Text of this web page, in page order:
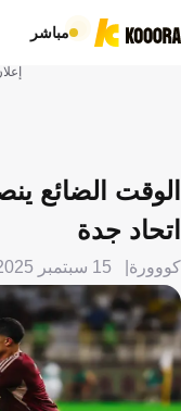
مباشر
الوقت الضائع
اتحاد جدة
كووورة 15 سبتمبر 2025